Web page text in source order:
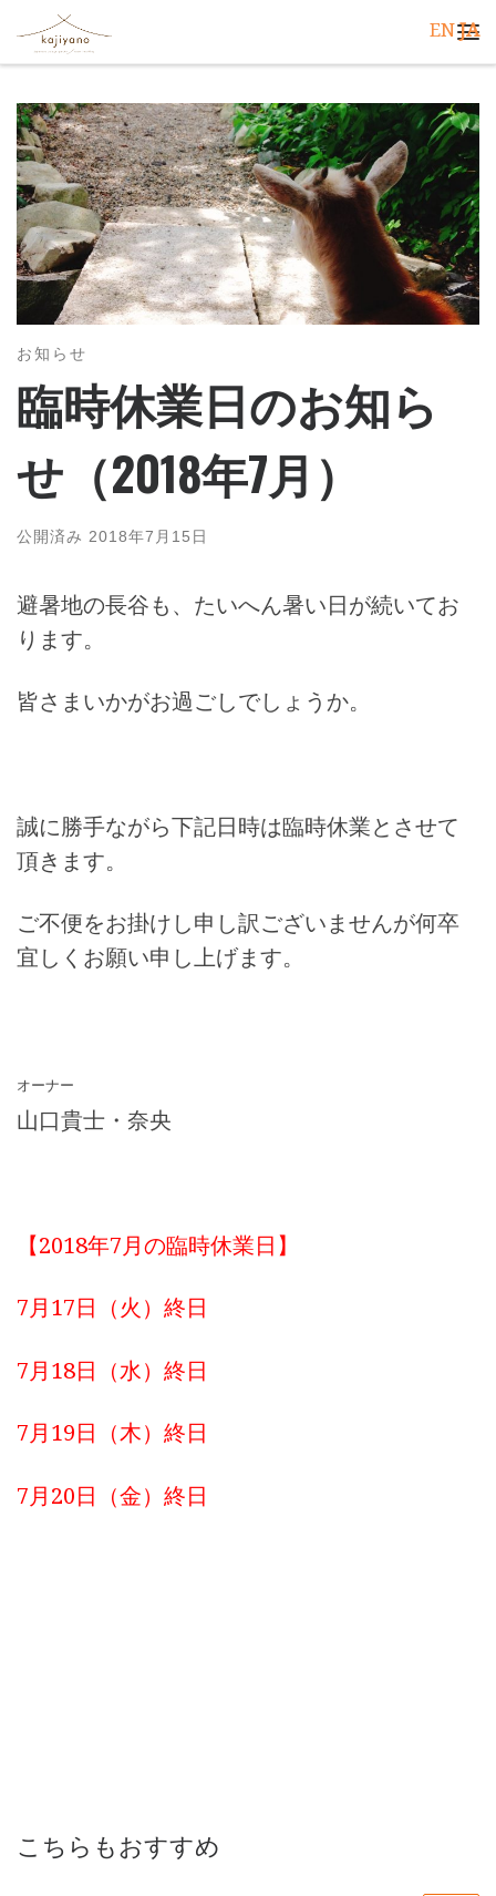
コンテンツへスキップ
お知らせ
臨時休業日のお知ら
せ（2018年7月）
公開済み 2018年7月15日
避暑地の長谷も、たいへん暑い日が続いてお
ります。
皆さまいかがお過ごしでしょうか。
誠に勝手ながら下記日時は臨時休業とさせて
頂きます。
ご不便をお掛けし申し訳ございませんが何卒
宜しくお願い申し上げます。
オーナー
山口貴士・奈央
【2018年7月の臨時休業日】
7月17日（火）終日
7月18日（水）終日
7月19日（木）終日
7月20日（金）終日
こちらもおすすめ
EN JA